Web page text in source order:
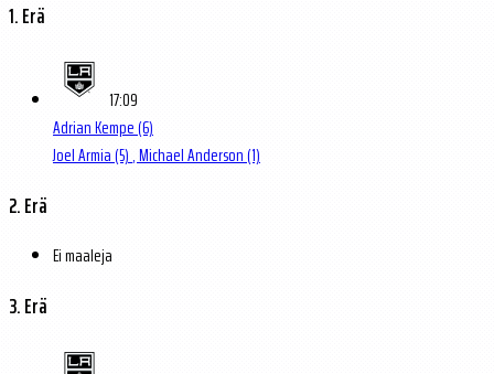
1. Erä
17:09
Adrian Kempe(6)
Joel Armia(5), Michael Anderson(1)
2. Erä
Ei maaleja
3. Erä